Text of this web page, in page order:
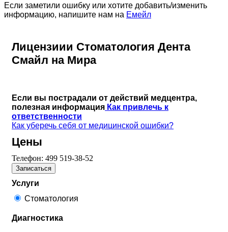
Если заметили ошибку или хотите добавить/изменить
информацию, напишите нам на Емейл
Лицензиии Стоматология Дента
Смайл на Мира
Если вы пострадали от действий медцентра,
полезная информация Как привлечь к
ответственности
Как уберечь себя от медицинской ошибки?
Цены
Телефон: 499 519-38-52
Записаться
Услуги
Стоматология
Диагностика